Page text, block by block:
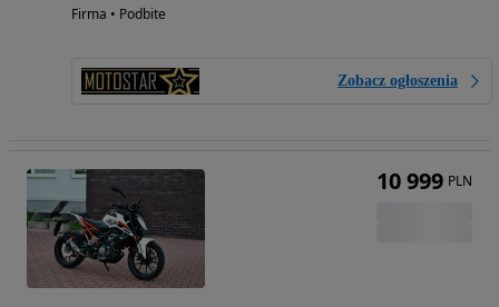
Firma • Podbite
Zobacz ogłoszenia
10 999 PLN